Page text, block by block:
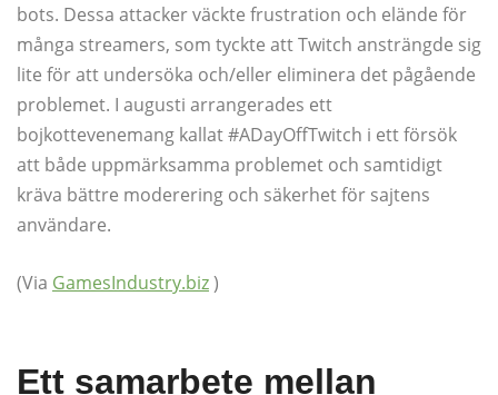
bots. Dessa attacker väckte frustration och elände för
många streamers, som tyckte att Twitch ansträngde sig
lite för att undersöka och/eller eliminera det pågående
problemet. I augusti arrangerades ett
bojkottevenemang kallat #ADayOffTwitch i ett försök
att både uppmärksamma problemet och samtidigt
kräva bättre moderering och säkerhet för sajtens
användare.
(Via GamesIndustry.biz)
Ett samarbete mellan